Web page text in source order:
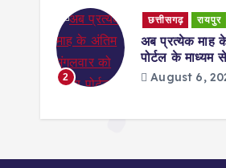
2
छत्तीसगढ़ रायपुर
अब प्रत्येक माह
पोर्टल के माध्यम से
August 6,